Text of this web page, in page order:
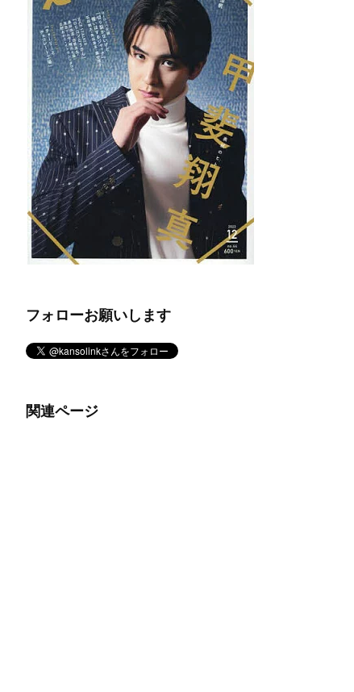
フォローお願いします
関連ページ